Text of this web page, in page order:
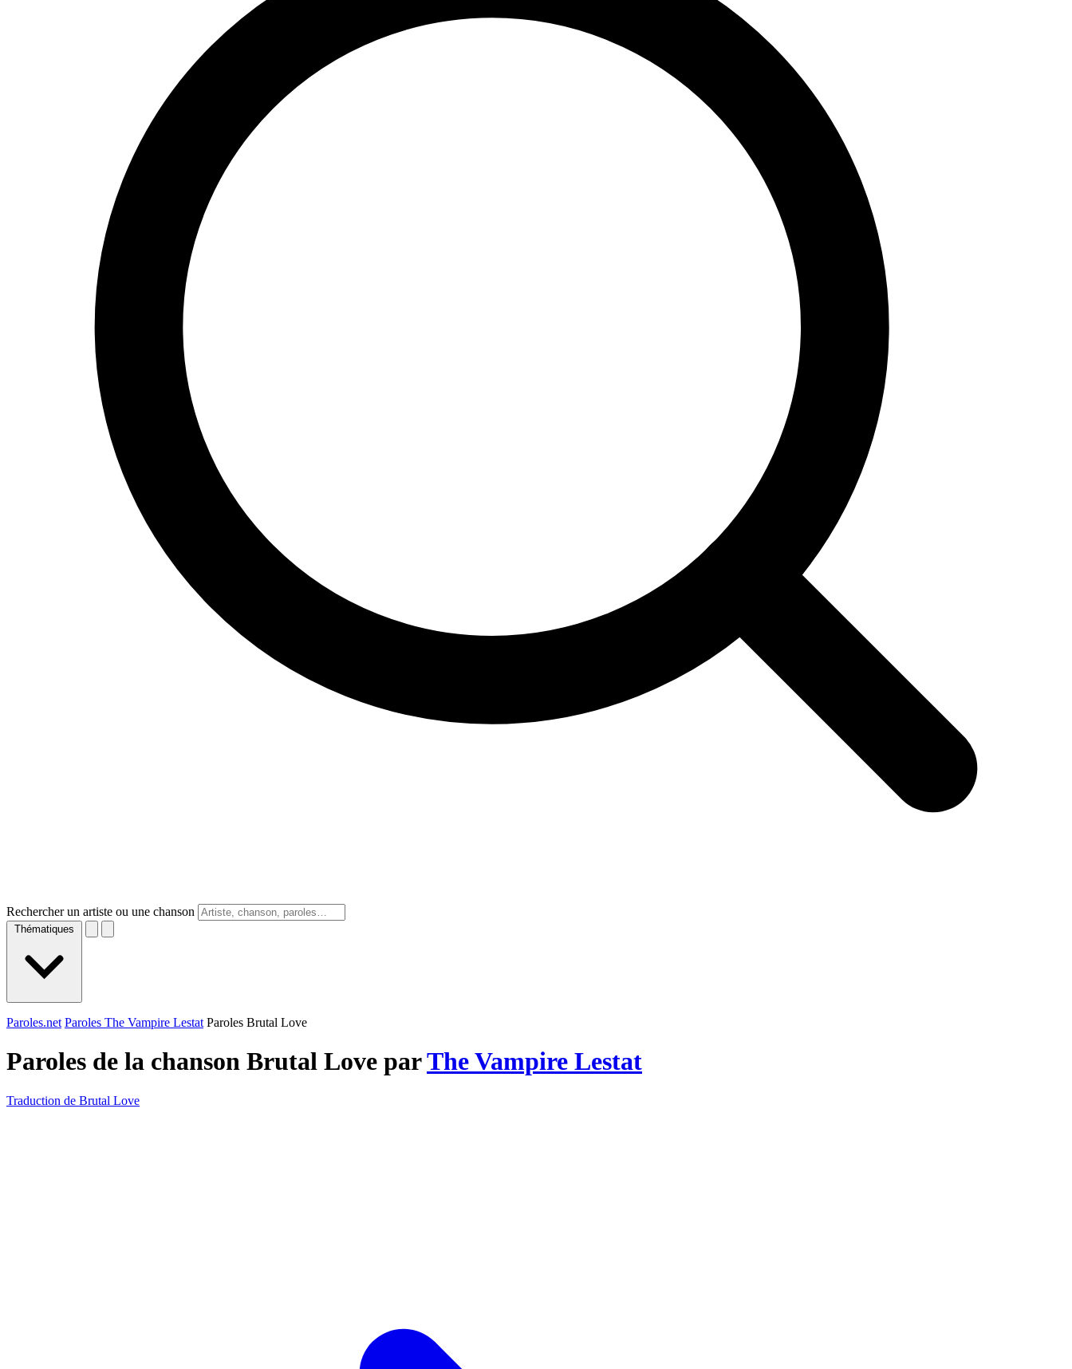
Rechercher un artiste ou une chanson
Thématiques
Paroles.net Paroles The Vampire Lestat Paroles Brutal Love
Paroles de la chanson Brutal Love parThe Vampire Lestat
Traduction de Brutal Love